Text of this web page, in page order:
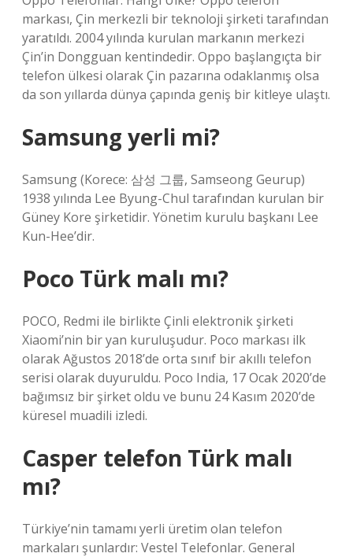
markası, Çin merkezli bir teknoloji şirketi tarafından
yaratıldı. 2004 yılında kurulan markanın merkezi
Çin’in Dongguan kentindedir. Oppo başlangıçta bir
telefon ülkesi olarak Çin pazarına odaklanmış olsa
da son yıllarda dünya çapında geniş bir kitleye ulaştı.
Samsung yerli mi?
Samsung (Korece: 삼성 그룹, Samseong Geurup)
1938 yılında Lee Byung-Chul tarafından kurulan bir
Güney Kore şirketidir. Yönetim kurulu başkanı Lee
Kun-Hee’dir.
Poco Türk malı mı?
POCO, Redmi ile birlikte Çinli elektronik şirketi
Xiaomi’nin bir yan kuruluşudur. Poco markası ilk
olarak Ağustos 2018’de orta sınıf bir akıllı telefon
serisi olarak duyuruldu. Poco India, 17 Ocak 2020’de
bağımsız bir şirket oldu ve bunu 24 Kasım 2020’de
küresel muadili izledi.
Casper telefon Türk malı
mı?
Türkiye’nin tamamı yerli üretim olan telefon
markaları şunlardır: Vestel Telefonlar. General